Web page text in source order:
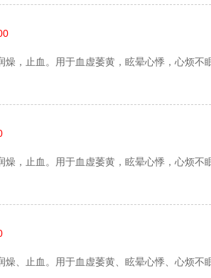
燥，止血。用于血虚萎黄，眩晕心悸，心烦不
燥，止血。用于血虚萎黄，眩晕心悸，心烦不
燥、止血。用于血虚萎黄、眩晕心悸、心烦不